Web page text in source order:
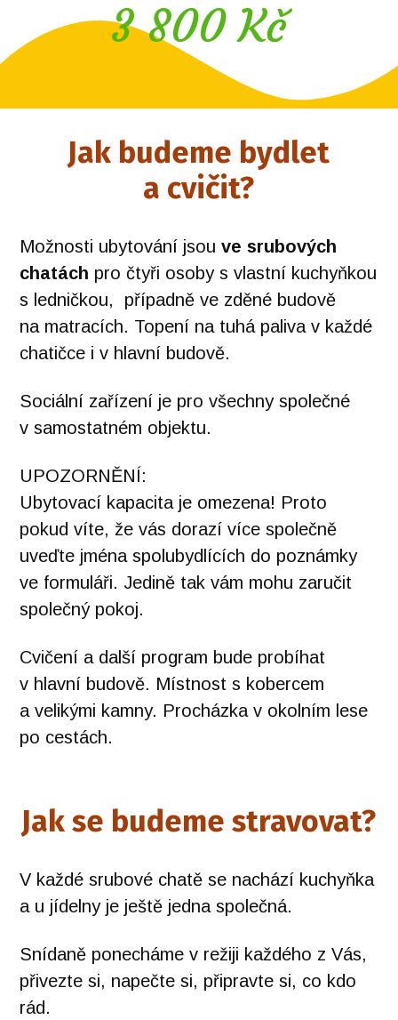
3 800 Kč
Jak budeme bydlet
a cvičit?
Možnosti ubytování jsouve srubových
chatách pro čtyři osoby s vlastní kuchyňkou
s ledničkou, případně ve zděné budově
na matracích. Topení na tuhá paliva v každé
chatičce i v hlavní budově.
Sociální zařízení je pro všechny společné
v samostatném objektu.
UPOZORNĚNÍ:
Ubytovací kapacita je omezena! Proto
pokud víte, že vás dorazí více společně
uveďte jména spolubydlících do poznámky
ve formuláři. Jedině tak vám mohu zaručit
společný pokoj.
Cvičení a další program bude probíhat
v hlavní budově. Místnost s kobercem
a velikými kamny. Procházka v okolním lese
po cestách.
Jak se budeme stravovat?
V každé srubové chatě se nachází kuchyňka
a u jídelny je ještě jedna společná.
Snídaně ponecháme v režiji každého z Vás,
přivezte si, napečte si, připravte si, co kdo
rád.